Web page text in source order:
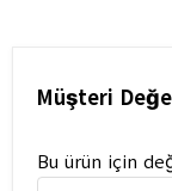
Müşteri
Bu ürün için